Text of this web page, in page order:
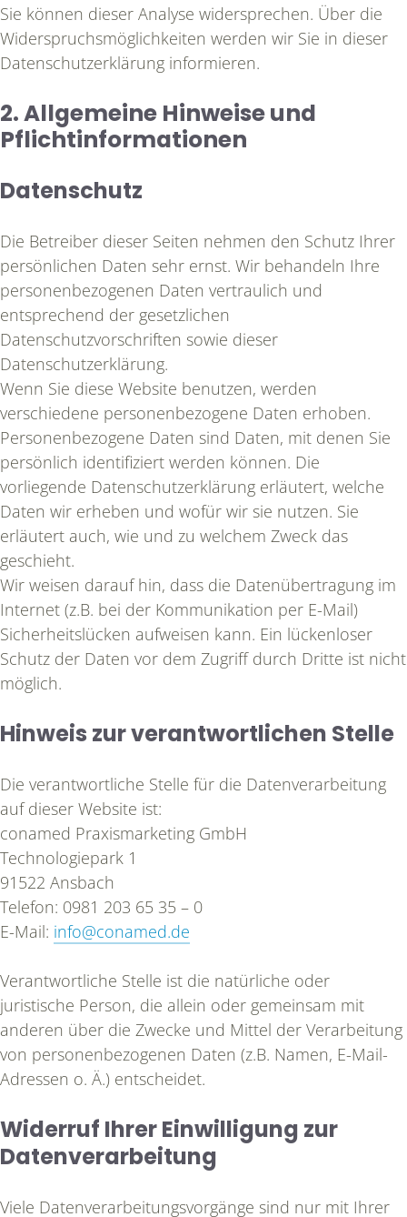
Sie können dieser Analyse widersprechen. Über die
Widerspruchsmöglichkeiten werden wir Sie in dieser
Datenschutzerklärung informieren.
2. Allgemeine Hinweise und
Pflichtinformationen
Datenschutz
Die Betreiber dieser Seiten nehmen den Schutz Ihrer
persönlichen Daten sehr ernst. Wir behandeln Ihre
personenbezogenen Daten vertraulich und
entsprechend der gesetzlichen
Datenschutzvorschriften sowie dieser
Datenschutzerklärung.
Wenn Sie diese Website benutzen, werden
verschiedene personenbezogene Daten erhoben.
Personenbezogene Daten sind Daten, mit denen Sie
persönlich identifiziert werden können. Die
vorliegende Datenschutzerklärung erläutert, welche
Daten wir erheben und wofür wir sie nutzen. Sie
erläutert auch, wie und zu welchem Zweck das
geschieht.
Wir weisen darauf hin, dass die Datenübertragung im
Internet (z.B. bei der Kommunikation per E-Mail)
Sicherheitslücken aufweisen kann. Ein lückenloser
Schutz der Daten vor dem Zugriff durch Dritte ist nicht
möglich.
Hinweis zur verantwortlichen Stelle
Die verantwortliche Stelle für die Datenverarbeitung
auf dieser Website ist:
conamed Praxismarketing GmbH
Technologiepark 1
91522 Ansbach
Telefon: 0981 203 65 35 – 0
E-Mail: info@conamed.de
Verantwortliche Stelle ist die natürliche oder
juristische Person, die allein oder gemeinsam mit
anderen über die Zwecke und Mittel der Verarbeitung
von personenbezogenen Daten (z.B. Namen, E-Mail-
Adressen o. Ä.) entscheidet.
Widerruf Ihrer Einwilligung zur
Datenverarbeitung
Viele Datenverarbeitungsvorgänge sind nur mit Ihrer